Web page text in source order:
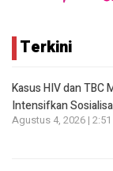
Terkini
Kasus HIV dan TBC
Intensifkan
Agustus 4, 2026 | 2:51